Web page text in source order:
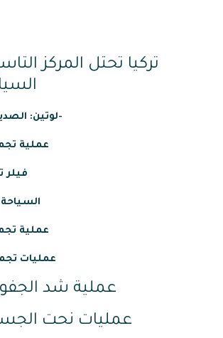
تركيا تحتل المركز
لوتين: الصديق للعين والبشرة-
عملية
فيلر
السياحة
عملية
عمليات
عملية شد
عمليات نحت